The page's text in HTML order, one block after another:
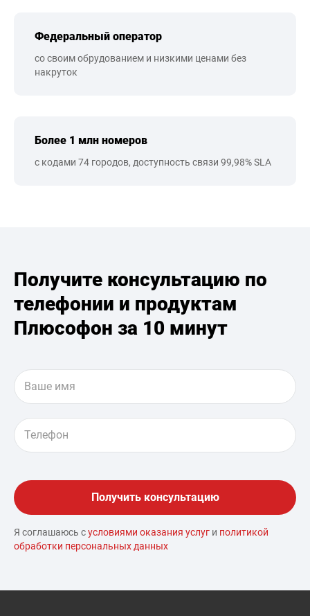
Федеральный оператор
со своим обрудованием и низкими ценами без
накруток
Более 1 млн номеров
с кодами 74 городов, доступность связи 99,98% SLA
Получите консультацию по
телефонии и продуктам
Плюсофон за 10 минут
Я соглашаюсь сусловиями оказания услуг и политикой
обработки персональных данных